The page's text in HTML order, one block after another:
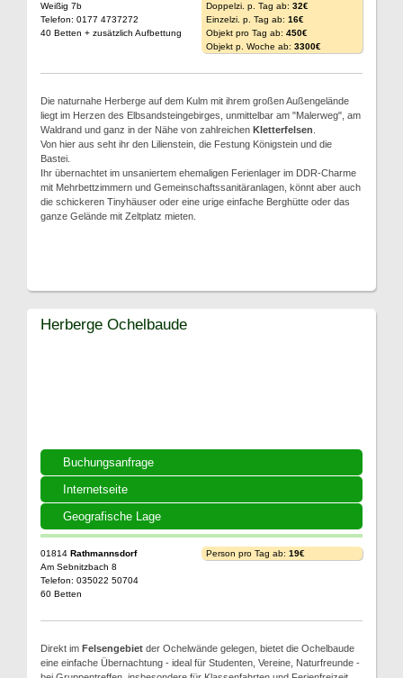
Weißig 7b
Telefon: 0177 4737272
40 Betten + zusätzlich Aufbettung
Doppelzi. p. Tag ab: 32€
Einzelzi. p. Tag ab: 16€
Objekt pro Tag ab: 450€
Objekt p. Woche ab: 3300€
Die naturnahe Herberge auf dem Kulm mit ihrem großen Außengelände
liegt im Herzen des Elbsandsteingebirges, unmittelbar am "Malerweg", am
Waldrand und ganz in der Nähe von zahlreichen Kletterfelsen
Von hier aus seht ihr den Lilienstein, die Festung Königstein und die
Bastei.
Ihr übernachtet im unsaniertem ehemaligen Ferienlager im DDR-Charme
mit Mehrbettzimmern und Gemeinschaftssanitäranlagen, könnt aber auch
die schickeren Tinyhäuser oder eine urige einfache Berghütte oder das
ganze Gelände mit Zeltplatz mieten.
Buchungsanfrage
Internetseite
Geografische Lage
Herberge Ochelbaude
01814 Rathmannsdorf
Am Sebnitzbach 8
Telefon: 035022 50704
60 Betten
Person pro Tag ab: 19€
Direkt im Felsengebiet der Ochelwände gelegen, bietet die Ochelbaude
eine einfache Übernachtung - ideal für Studenten, Vereine, Naturfreunde -